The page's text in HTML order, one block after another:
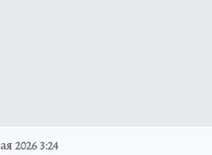
2026 3:24